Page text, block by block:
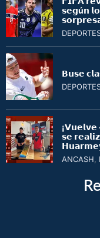
𝘀𝗲𝗴ú𝗻
𝗕𝘂𝘀𝗲
¡𝗩𝘂𝗲𝗹𝘃𝗲
𝘀𝗲
ANCASH,